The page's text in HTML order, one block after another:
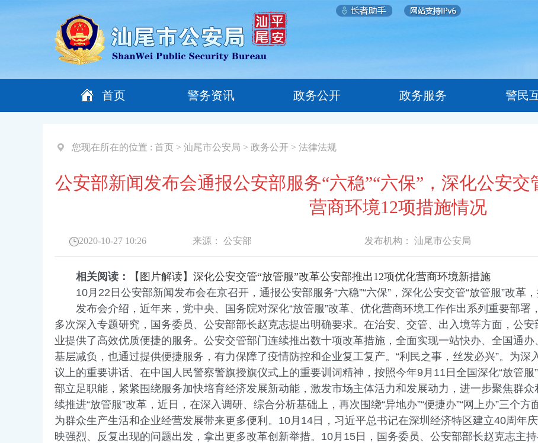
首页 警务资讯 政务公开 政务服务 警民
您现在所在的位置 : 首页 > 汕尾市公安局 > 政务公开 > 法律法规
公安部新闻发布会通报公安部服务“六稳”“六保”，深化公安
营商环境12项措施情况
2020-10-27 10:26 来源： 公安部 发布机构： 汕尾市公安局
相关阅读：
【图片解读】深化公安交管“放管服”改革公安部推出12项优化营商环境新措施
10月22日公安部新闻发布会在京召开，通报公安部服务“六稳”“六保”，深化公安交管“放管服”改革，
发布会介绍，近年来，党中央、国务院对深化“放管服”改革、优化营商环境工作作出系列重要部署
多次深入专题研究，国务委员、公安部部长赵克志提出明确要求。在治安、交管、出入境等方面，公安
业提供了高效优质便捷的服务。公安交管部门连续推出数十项改革措施，全面实现一站快办、全国通
基层减负，也通过提供便捷服务，有力保障了疫情防控和企业复工复产。“利民之事，丝发必兴”。为
议上的重要讲话、在中国人民警察警旗授旗仪式上的重要训词精神，按照今年9月11日全国深化“放管
部立足职能，紧紧围绕服务加快培育经济发展新动能，激发市场主体活力和发展动力，进一步聚焦群
续推进“放管服”改革，近日，在深入调研、综合分析基础上，再次围绕“异地办”“便捷办”“网上办”三个方
为群众生产生活和企业经营发展带来更多便利。10月14日，习近平总书记在深圳经济特区建立40周年
映强烈、反复出现的问题出发，拿出更多改革创新举措。10月15日，国务委员、公安部部长赵克志主